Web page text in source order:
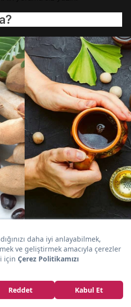
Her Gün Tüketmek
Dolu Lezzet:
FAYDALARI
Faydalarını Görünce
Biloba